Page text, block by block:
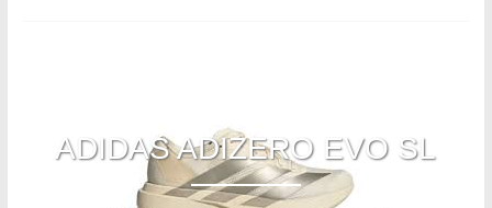
ADIDAS ADIZERO EVO SL